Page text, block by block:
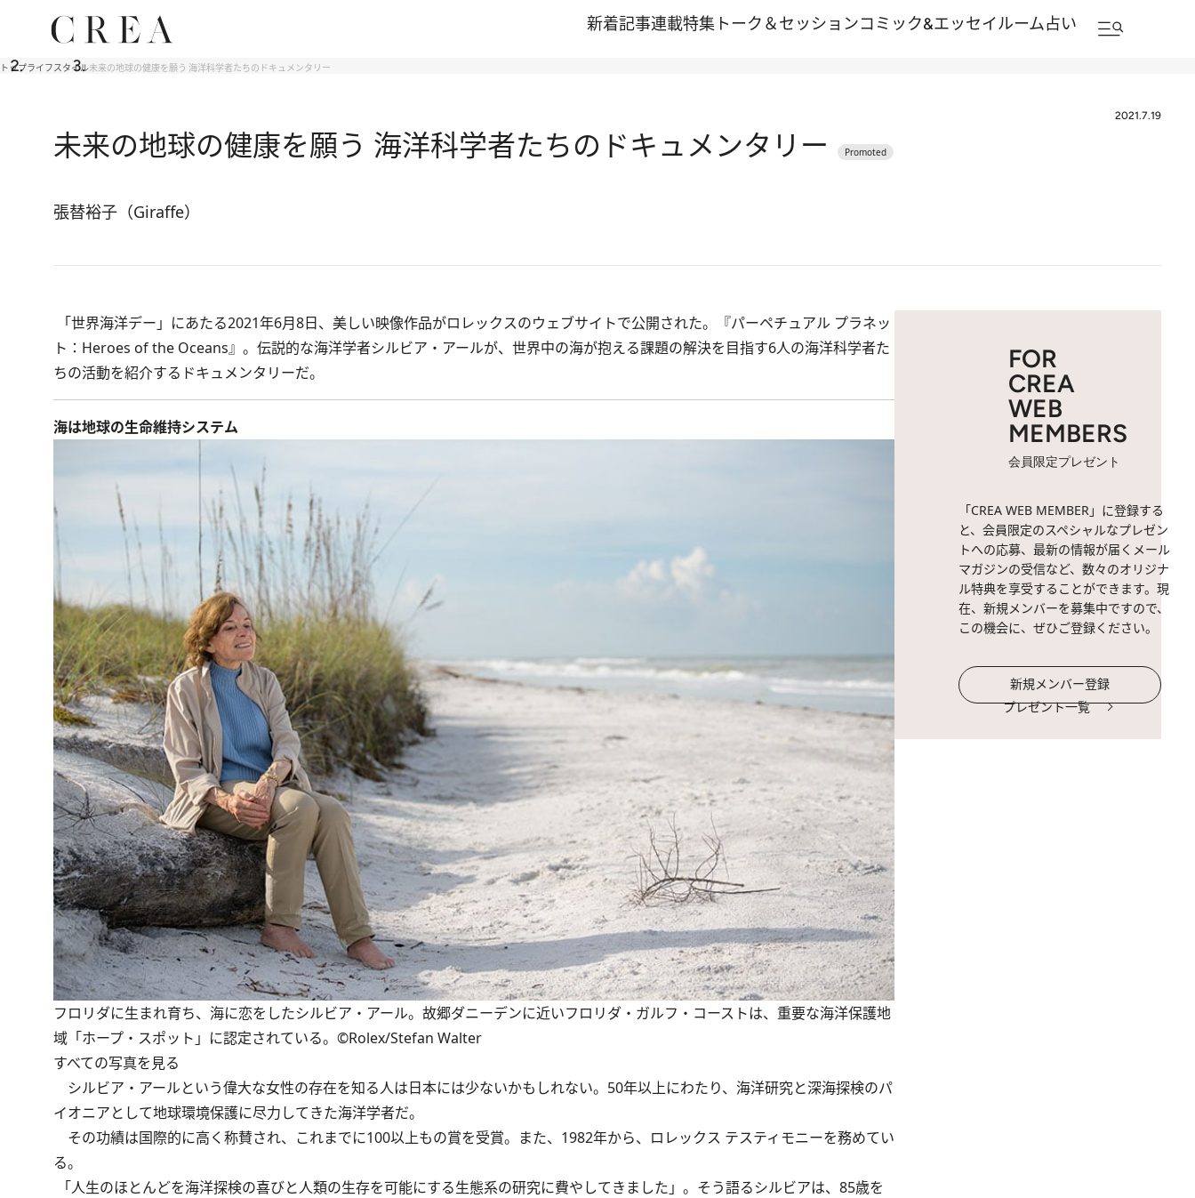
新着記事連載特集 トーク＆セッションコミック&エッセイルーム占い
トップライフスタイル未来の地球の健康を願う 海洋科学者たちのドキュメンタリー
2021.7.19
未来の地球の健康を願う 海洋科学者たちのドキュメンタリー
張替裕子（Giraffe）
「世界海洋デー」にあたる2021年6月8日、美しい映像作品がロレックスのウェブサイトで公開された。
『パーペチュアル プラネッ
ト：Heroes of the Oceans』 。伝説的な海洋学者シルビア・アールが、世界中の海が抱える課題の解決を目指す6人の海洋科学者た
ちの活動を紹介するドキュメンタリーだ。
海は地球の生命維持システム
フロリダに生まれ育ち、海に恋をしたシルビア・アール。故郷ダニーデンに近いフロリダ・ガルフ・コーストは、重要な海洋保護地
域「ホープ・スポット」に認定されている。©Rolex/Stefan Walter
すべての写真を見る
シルビア・アールという偉大な女性の存在を知る人は日本には少ないかもしれない。50年以上にわたり、海洋研究と深海探検のパ
イオニアとして地球環境保護に尽力してきた海洋学者だ。
その功績は国際的に高く称賛され、これまでに100以上もの賞を受賞。また、1982年から、ロレックス テスティモニーを務めてい
る。
「人生のほとんどを海洋探検の喜びと人類の生存を可能にする生態系の研究に費やしてきました」。そう語るシルビアは、85歳を
FOR
CREA
WEB
MEMBERS
会員限定プレゼント
「CREA WEB MEMBER」に登録する
と、会員限定のスペシャルなプレゼン
トへの応募、最新の情報が届くメール
マガジンの受信など、数々のオリジナ
ル特典を享受することができます。現
在、新規メンバーを募集中ですので、
この機会に、ぜひご登録ください。
新規メンバー登録
プレゼント一覧